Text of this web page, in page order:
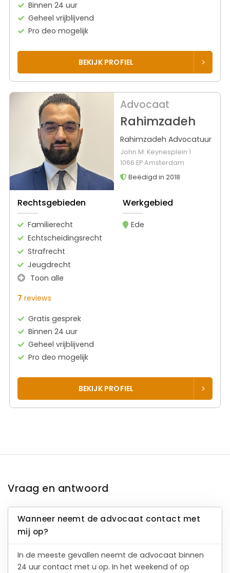
Binnen 24 uur
Geheel vrijblijvend
Pro deo mogelijk
BEKIJK PROFIEL
Advocaat
Rahimzadeh
Rahimzadeh Advocatuur
John M. Keynesplein 1
1066 EP Amsterdam
Beëdigd in 2018
Rechtsgebieden
Familierecht
Echtscheidingsrecht
Strafrecht
Jeugdrecht
Toon alle
Werkgebied
Ede
7 reviews
Gratis gesprek
Binnen 24 uur
Geheel vrijblijvend
Pro deo mogelijk
BEKIJK PROFIEL
Vraag en antwoord
Wanneer neemt de advocaat contact met
mij op?
In de meeste gevallen neemt de advocaat binnen
24 uur contact met u op. In het weekend of op